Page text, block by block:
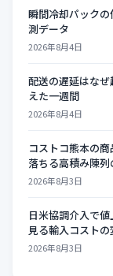
瞬間冷却パック
測データ
2026年8月4日
配送の遅延はな
えた一週間
2026年8月4日
コストコ熊本の
落ちる高積み陳列
2026年8月3日
日米協調介入で
見る輸入コストの
2026年8月3日